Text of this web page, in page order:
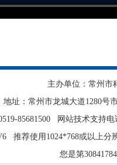
主办单位：常州市
地址：常州市龙城大道1280号
85681500 网站技术支持电
推荐使用1024*768或以上分
您是第